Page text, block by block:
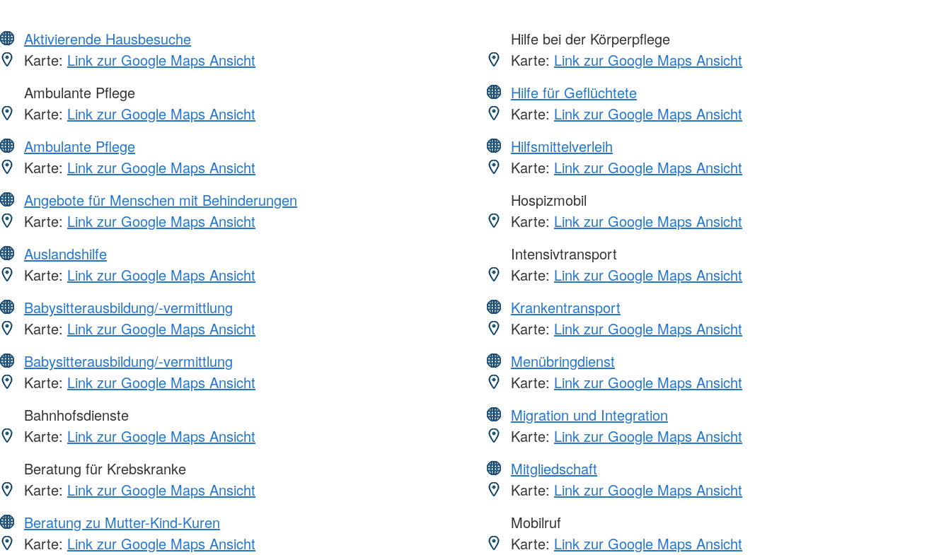
Aktivierende Hausbesuche
Karte: Link zur Google Maps Ansicht
Ambulante Pflege
Karte: Link zur Google Maps Ansicht
Ambulante Pflege
Karte: Link zur Google Maps Ansicht
Angebote für Menschen mit Behinderungen
Karte: Link zur Google Maps Ansicht
Auslandshilfe
Karte: Link zur Google Maps Ansicht
Babysitterausbildung/-vermittlung
Karte: Link zur Google Maps Ansicht
Babysitterausbildung/-vermittlung
Karte: Link zur Google Maps Ansicht
Bahnhofsdienste
Karte: Link zur Google Maps Ansicht
Beratung für Krebskranke
Karte: Link zur Google Maps Ansicht
Beratung zu Mutter-Kind-Kuren
Karte: Link zur Google Maps Ansicht
Hilfe bei der Körperpflege
Karte: Link zur Google Maps Ansicht
Hilfe für Geflüchtete
Karte: Link zur Google Maps Ansicht
Hilfsmittelverleih
Karte: Link zur Google Maps Ansicht
Hospizmobil
Karte: Link zur Google Maps Ansicht
Intensivtransport
Karte: Link zur Google Maps Ansicht
Krankentransport
Karte: Link zur Google Maps Ansicht
Menübringdienst
Karte: Link zur Google Maps Ansicht
Migration und Integration
Karte: Link zur Google Maps Ansicht
Mitgliedschaft
Karte: Link zur Google Maps Ansicht
Mobilruf
Karte: Link zur Google Maps Ansicht